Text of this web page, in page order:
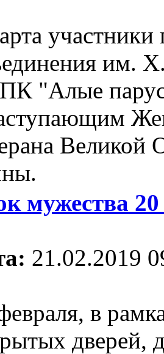
участники
им.
"Алые
Великой
мужества
21.02.2019
в
дверей,